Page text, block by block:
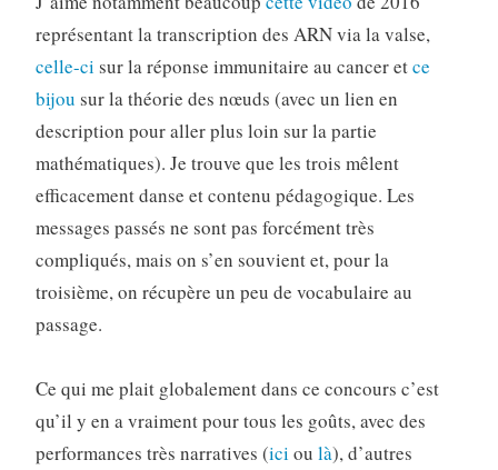
représentant la transcription des ARN via la valse,
celle-ci sur la réponse immunitaire au cancer etce
bijou sur la théorie des nœuds (avec un lien en
description pour aller plus loin sur la partie
mathématiques). Je trouve que les trois mêlent
efficacement danse et contenu pédagogique. Les
messages passés ne sont pas forcément très
compliqués, mais on s’en souvient et, pour la
troisième, on récupère un peu de vocabulaire au
passage.
Ce qui me plait globalement dans ce concours c’est
qu’il y en a vraiment pour tous les goûts, avec des
performances très narratives (ici ou là), d’autres